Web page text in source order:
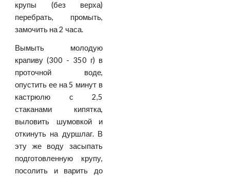
крупы (без верха)
перебрать, промыть,
замочить на 2 часа.
Вымыть молодую
крапиву (300 - 350 г) в
проточной воде,
опустить ее на 5 минут в
кастрюлю с 2,5
стаканами кипятка,
выловить шумовкой и
откинуть на дуршлаг. В
эту же воду засыпать
подготовленную крупу,
посолить и варить до